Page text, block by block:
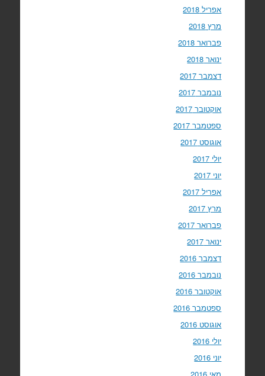
אפריל 2018
מרץ 2018
פברואר 2018
ינואר 2018
דצמבר 2017
נובמבר 2017
אוקטובר 2017
ספטמבר 2017
אוגוסט 2017
יולי 2017
יוני 2017
אפריל 2017
מרץ 2017
פברואר 2017
ינואר 2017
דצמבר 2016
נובמבר 2016
אוקטובר 2016
ספטמבר 2016
אוגוסט 2016
יולי 2016
יוני 2016